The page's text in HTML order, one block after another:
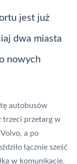
jest już
dwa miasta
nowych
autobusów
trzeci przetarg w
a po
łącznie sześć
w komunikacie.